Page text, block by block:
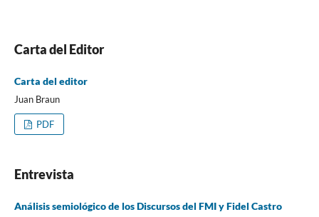
Carta del Editor
Carta del editor
Juan Braun
PDF
Entrevista
Análisis semiológico de los Discursos del FMI y Fidel Castro